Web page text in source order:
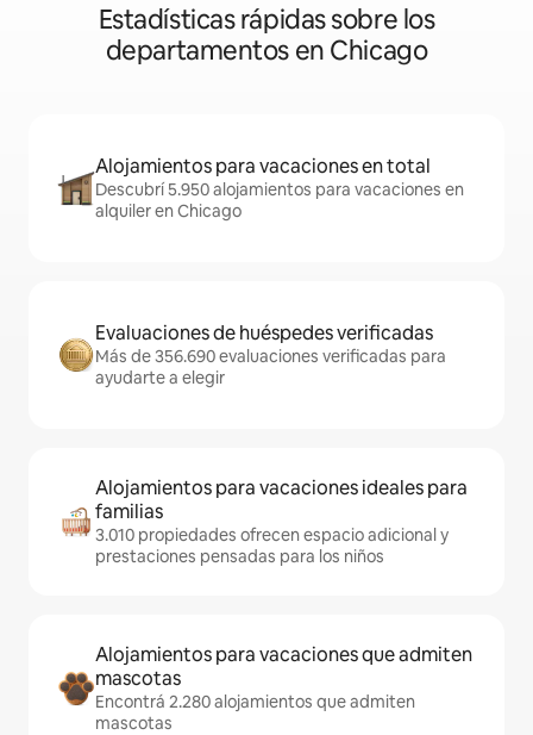
Estadísticas rápidas sobre los
departamentos en Chicago
Alojamientos para vacaciones en total
Descubrí 5.950 alojamientos para vacaciones en
alquiler en Chicago
Evaluaciones de huéspedes verificadas
Más de 356.690 evaluaciones verificadas para
ayudarte a elegir
Alojamientos para vacaciones ideales para
familias
3.010 propiedades ofrecen espacio adicional y
prestaciones pensadas para los niños
Alojamientos para vacaciones que admiten
mascotas
Encontrá 2.280 alojamientos que admiten
mascotas